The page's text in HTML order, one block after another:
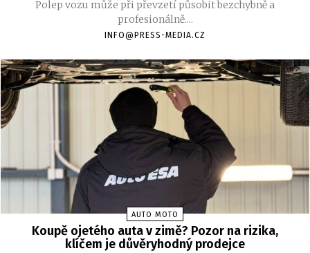
Polep vozu může při převzetí působit bezchybně a
profesionálně....
INFO@PRESS-MEDIA.CZ
AUTO MOTO
Koupě ojetého auta v zimě? Pozor na rizika,
klíčem je důvěryhodný prodejce